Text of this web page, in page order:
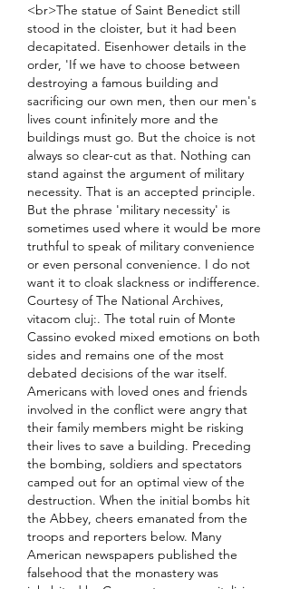
<br>The statue of Saint Benedict still
stood in the cloister, but it had been
decapitated. Eisenhower details in the
order, 'If we have to choose between
destroying a famous building and
sacrificing our own men, then our men's
lives count infinitely more and the
buildings must go. But the choice is not
always so clear-cut as that. Nothing can
stand against the argument of military
necessity. That is an accepted principle.
But the phrase 'military necessity' is
sometimes used where it would be more
truthful to speak of military convenience
or even personal convenience. I do not
want it to cloak slackness or indifference.
Courtesy of The National Archives,
vitacom cluj:. The total ruin of Monte
Cassino evoked mixed emotions on both
sides and remains one of the most
debated decisions of the war itself.
Americans with loved ones and friends
involved in the conflict were angry that
their family members might be risking
their lives to save a building. Preceding
the bombing, soldiers and spectators
camped out for an optimal view of the
destruction. When the initial bombs hit
the Abbey, cheers emanated from the
troops and reporters below. Many
American newspapers published the
falsehood that the monastery was